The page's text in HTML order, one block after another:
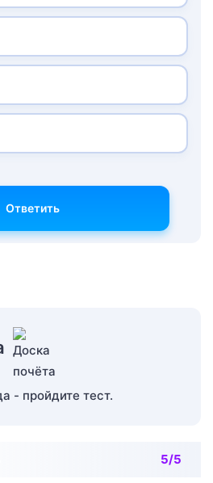
Ответить
- пройдите тест.
5/5